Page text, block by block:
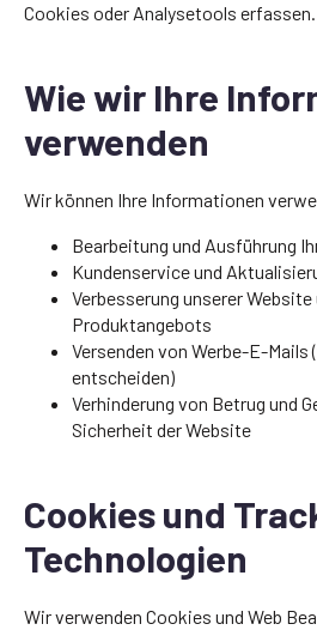
Cookies oder Analysetools erfassen.
Wie wir Ihre
verwenden
Wir können Ihre Informationen
Bearbeitung und Ausführung
Kundenservice und
Verbesserung unserer Website
Produktangebots
Versenden von Werbe-E-Mails
entscheiden)
Verhinderung von Betrug und
Sicherheit der Website
Cookies und
Technologien
Wir verwenden Cookies und Web